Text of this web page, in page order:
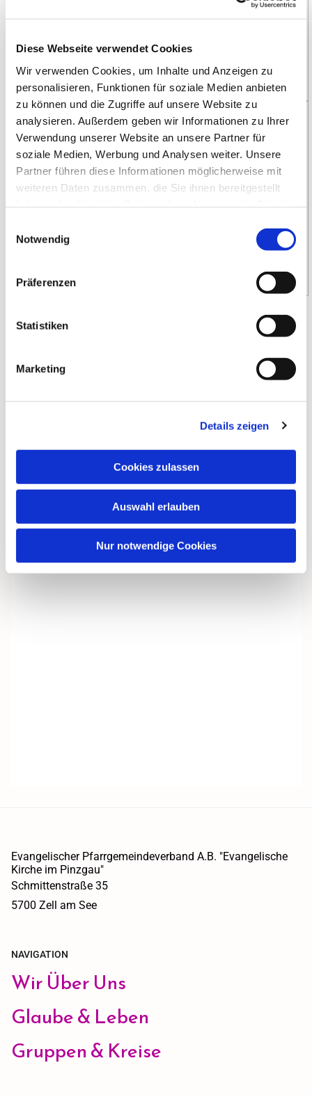
Diese Webseite verwendet Cookies
Wir verwenden Cookies, um Inhalte und Anzeigen zu
personalisieren, Funktionen für soziale Medien anbieten
zu können und die Zugriffe auf unsere Website zu
analysieren. Außerdem geben wir Informationen zu Ihrer
Verwendung unserer Website an unsere Partner für
soziale Medien, Werbung und Analysen weiter. Unsere
Partner führen diese Informationen möglicherweise mit
weiteren Daten zusammen, die Sie ihnen bereitgestellt
Notwendig
Präferenzen
Statistiken
Marketing
Details zeigen
Cookies zulassen
Auswahl erlauben
Nur notwendige Cookies
interessieren
Evangelischer Pfarrgemeindeverband A.B. "Evangelische
Kirche im Pinzgau"
Schmittenstraße 35
5700 Zell am See
NAVIGATION
Wir Über Uns
Glaube & Leben
Gruppen & Kreise